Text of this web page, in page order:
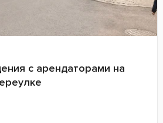
с арендаторами на